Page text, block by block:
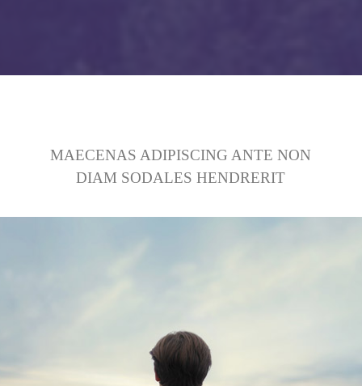
MAECENAS ADIPISCING ANTE NON
DIAM SODALES HENDRERIT